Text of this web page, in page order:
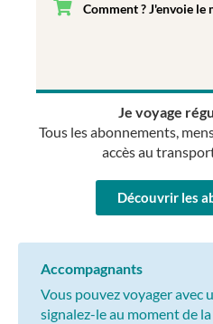
Comment ? J'envoie le
Je voyage
Tous les abonnements,
accès au
Découvrir les
Accompagnants
Vous pouvez voyager avec
signalez-le au moment de